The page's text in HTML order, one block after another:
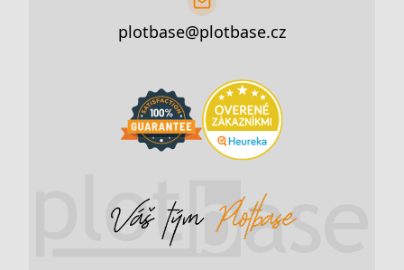
plotbase@plotbase.cz